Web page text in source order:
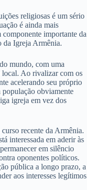
religiosas é um sério
é ainda mais
importante da
da Igreja Armênia.
mundo, com uma
Ao rivalizar com os
acelerando seu próprio
obviamente
igreja em vez dos
recente da Armênia.
interessada em aderir às
em silêncio
oponentes políticos.
pública a longo prazo, a
aos interesses legítimos